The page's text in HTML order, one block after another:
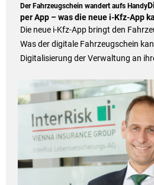
Der Fahrzeugschein wandert aufs Handy
per App – was die neue i-Kfz-App
Die neue i-Kfz-App bringt den
Was der digitale Fahrzeugschein
Digitalisierung der Verwaltung an